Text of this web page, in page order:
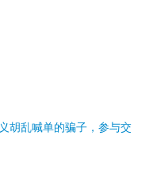
胡乱喊单的骗子，参与交